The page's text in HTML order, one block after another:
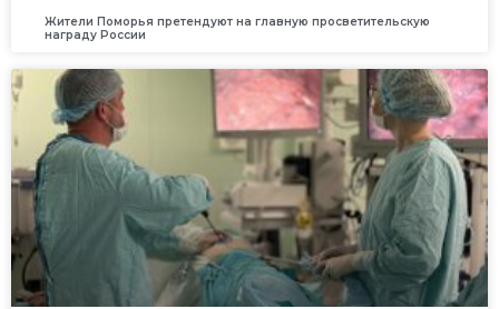
Жители Поморья претендуют на главную просветительскую
награду России